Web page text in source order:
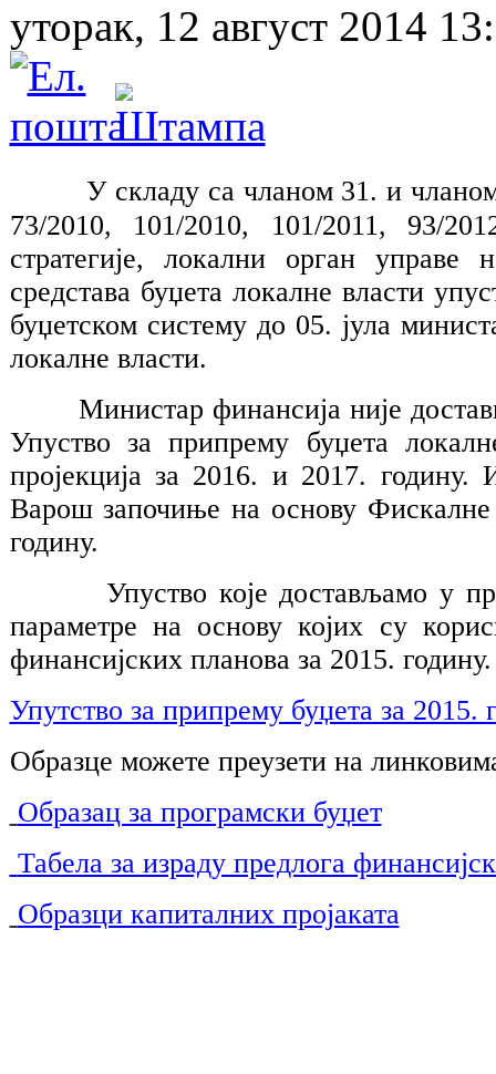
уторак, 12 август 2014
У складу са чланом 31. и
73/2010, 101/2010, 101/2011, 93/
стратегије, локални орган
средстава буџета локалне власти
буџетском систему до 05. јула
локалне власти.
Министар финансија није
Упуство за припрему буџета
пројекција за 2016. и 2017.
Варош започиње на основу Фискалне
годину.
Упуство које достављамо у
параметре на основу којих су
финансијских планова за 2015. годину.
Упутство за припрему буџета за 2015.
Образце можете преузети на
Образац за програмски буџет
Табела за израду предлога
Образци капиталних пројаката